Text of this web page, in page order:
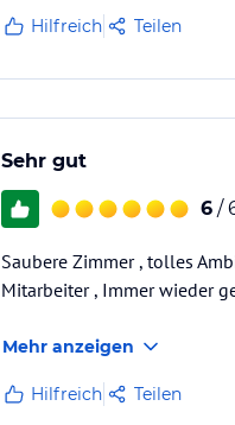
Hilfreich Teilen
Sehr gut
6 /
Saubere Zimmer , tolles
Mitarbeiter , Immer wieder
Mehr anzeigen
Hilfreich Teilen